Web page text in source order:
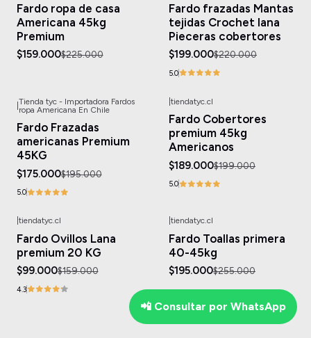
Fardo ropa de casa
Americana 45kg
Premium
$159.000$225.000
Fardo frazadas Mantas
tejidas Crochet lana
Pieceras cobertores
$199.000$220.000
5.0
-10%OFF
Tienda tyc - Importadora Fardos
ropa Americana En Chile
Fardo Frazadas
americanas Premium
45KG
$175.000$195.000
5.0
tiendatyc.cl
Fardo Cobertores
premium 45kg
Americanos
$189.000$199.000
5.0
Agotado
tiendatyc.cl
Fardo Ovillos Lana
premium 20 KG
$99.000$159.000
4.3
Agotado
tiendatyc.cl
Fardo Toallas primera
40-45kg
$195.000$255.000
📲 Consultar por WhatsApp